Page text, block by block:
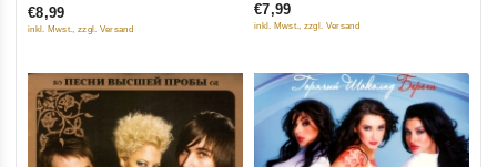
of
€8,99
inkl. Mwst., zzgl. Versand
of
€7,99
inkl. Mwst., zzgl. Versand